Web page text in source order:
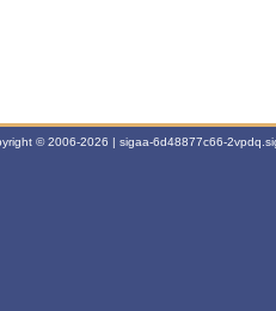
© 2006-2026 | sigaa-6d48877c66-